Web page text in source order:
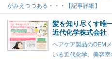
がみえつつある・・・【記事詳細】
髪を知り尽くす唯
近代化学株式会社
ヘアケア製品のOEM
いる近代化学。美容